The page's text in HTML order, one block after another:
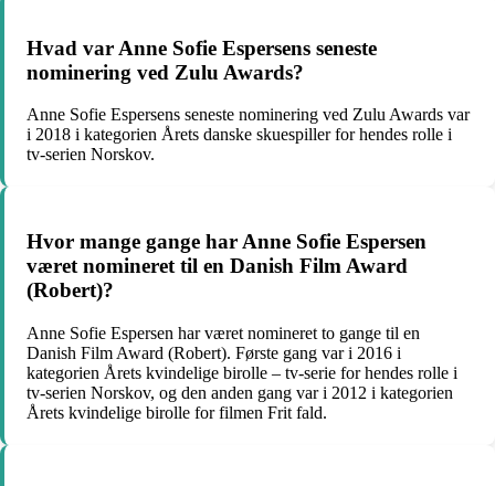
Hvad var Anne Sofie Espersens seneste
nominering ved Zulu Awards?
Anne Sofie Espersens seneste nominering ved Zulu Awards var
i 2018 i kategorien Årets danske skuespiller for hendes rolle i
tv-serien Norskov.
Hvor mange gange har Anne Sofie Espersen
været nomineret til en Danish Film Award
(Robert)?
Anne Sofie Espersen har været nomineret to gange til en
Danish Film Award (Robert). Første gang var i 2016 i
kategorien Årets kvindelige birolle – tv-serie for hendes rolle i
tv-serien Norskov, og den anden gang var i 2012 i kategorien
Årets kvindelige birolle for filmen Frit fald.